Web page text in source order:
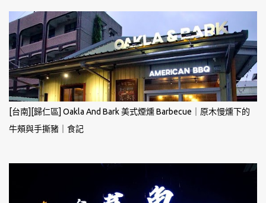
[台南][歸仁區] Oakla And Bark 美式煙燻 Barbecue｜原木慢燻下的
牛頰與手撕豬｜食記